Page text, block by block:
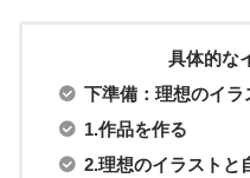
具体的な
下準備：理想のイラ
1.作品を作る
2.理想のイラストと